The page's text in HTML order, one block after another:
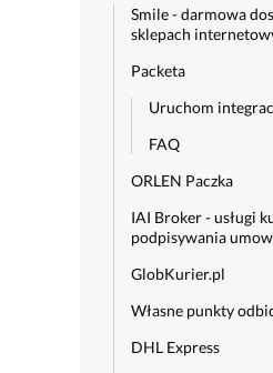
Smile - darmowa
sklepach
Packeta
Uruchom
FAQ
ORLEN Paczka
IAI Broker - usługi
podpisywania
GlobKurier.pl
Własne punkty
DHL Express